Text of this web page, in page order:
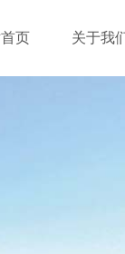
页 关于我